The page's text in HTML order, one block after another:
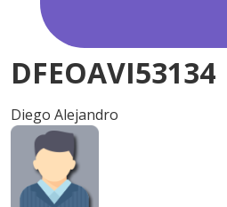
DFEOAVI53134
Diego Alejandro